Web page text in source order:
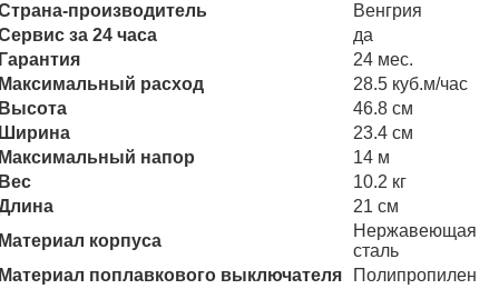
производитель
Венгрия
за 24 часа
да
24 мес.
расход
28.5 куб.м/час
46.8 см
23.4 см
напор
14 м
10.2 кг
21 см
корпуса
Нержавеющая
сталь
поплавкового выключателя
Полипропилен